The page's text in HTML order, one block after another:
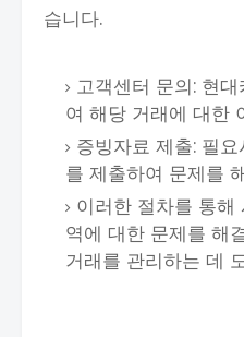
습니다.
고객센터 문의: 현
여 해당 거래에 대한
증빙자료 제출: 필
를 제출하여 문제를
이러한 절차를 통해
역에 대한 문제를 해
거래를 관리하는 데